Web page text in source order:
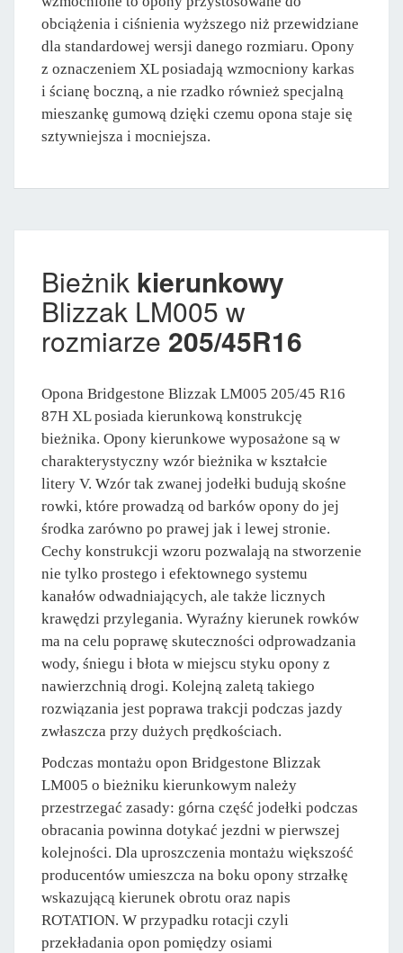
obciążenia i ciśnienia wyższego niż przewidziane
dla standardowej wersji danego rozmiaru. Opony
z oznaczeniem XL posiadają wzmocniony karkas
i ścianę boczną, a nie rzadko również specjalną
mieszankę gumową dzięki czemu opona staje się
sztywniejsza i mocniejsza.
Bieżnik kierunkowy
Blizzak LM005 w
rozmiarze 205/45R16
Opona Bridgestone Blizzak LM005 205/45 R16
87H XL posiada kierunkową konstrukcję
bieżnika. Opony kierunkowe wyposażone są w
charakterystyczny wzór bieżnika w kształcie
litery V. Wzór tak zwanej jodełki budują skośne
rowki, które prowadzą od barków opony do jej
środka zarówno po prawej jak i lewej stronie.
Cechy konstrukcji wzoru pozwalają na stworzenie
nie tylko prostego i efektownego systemu
kanałów odwadniających, ale także licznych
krawędzi przylegania. Wyraźny kierunek rowków
ma na celu poprawę skuteczności odprowadzania
wody, śniegu i błota w miejscu styku opony z
nawierzchnią drogi. Kolejną zaletą takiego
rozwiązania jest poprawa trakcji podczas jazdy
zwłaszcza przy dużych prędkościach.
Podczas montażu opon Bridgestone Blizzak
LM005 o bieżniku kierunkowym należy
przestrzegać zasady: górna część jodełki podczas
obracania powinna dotykać jezdni w pierwszej
kolejności. Dla uproszczenia montażu większość
producentów umieszcza na boku opony strzałkę
wskazującą kierunek obrotu oraz napis
ROTATION. W przypadku rotacji czyli
przekładania opon pomiędzy osiami